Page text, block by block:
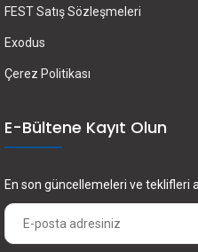
FEST Satış Sözleşmeleri
Exodus
Çerez Politikası
E-Bültene Kayıt Olun
En son güncellemeleri ve teklifleri